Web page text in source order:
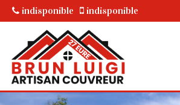
indisponible indisponible